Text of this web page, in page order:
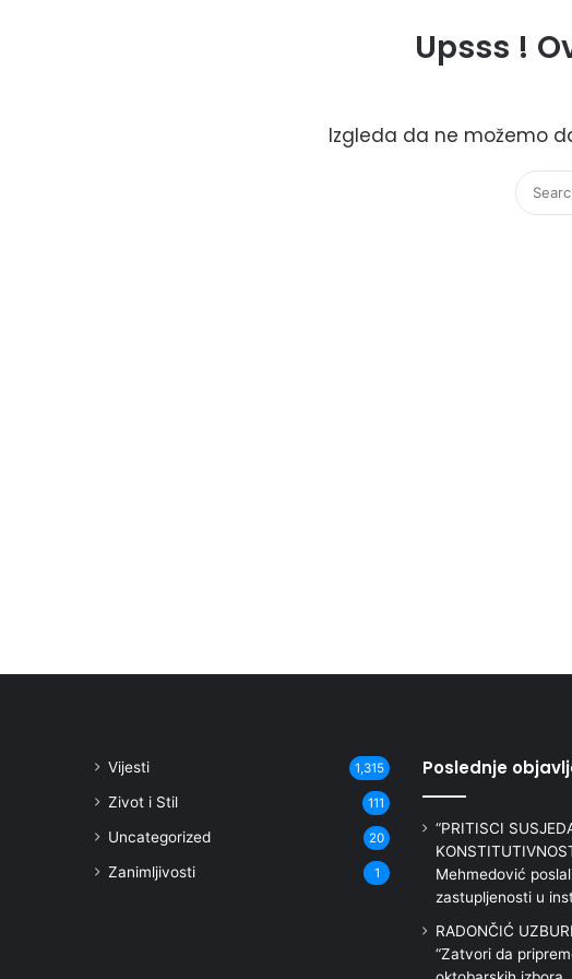
Upsss !
Izgleda da ne možemo
Vijesti 1,315
Zivot i Stil 111
Uncategorized 20
Zanimljivosti 1
Poslednje
“PRITISCI
Mehmedović
zastupljenosti u
RADONČIĆ
“Zatvori da